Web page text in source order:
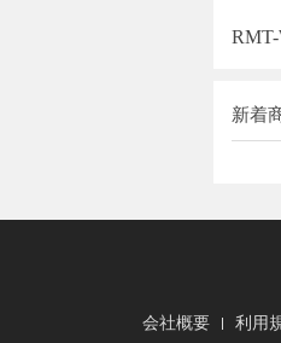
新着
会社概要 利用